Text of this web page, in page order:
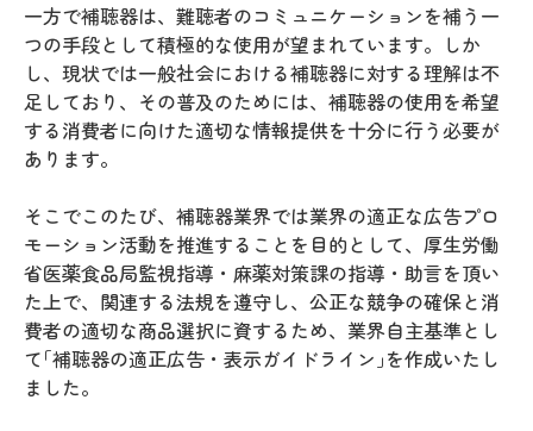
一方で補聴器は、難聴者のコミュニケーションを補う一
つの手段として積極的な使用が望まれています。しか
し、現状では一般社会における補聴器に対する理解は不
足しており、その普及のためには、補聴器の使用を希望
する消費者に向けた適切な情報提供を十分に行う必要が
あります。
そこでこのたび、補聴器業界では業界の適正な広告プロ
モーション活動を推進することを目的として、厚生労働
省医薬食品局監視指導・麻薬対策課の指導・助言を頂い
た上で、関連する法規を遵守し、公正な競争の確保と消
費者の適切な商品選択に資するため、業界自主基準とし
て｢補聴器の適正広告・表示ガイドライン｣を作成いたし
ました。